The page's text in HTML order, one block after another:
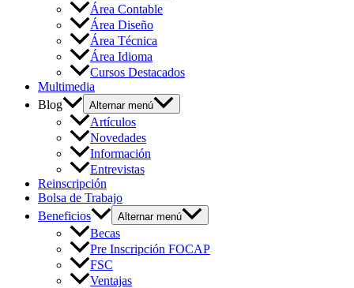
Área Contable
Área Diseño
Área Técnica
Área Idioma
Cursos Destacados
Multimedia
Blog
Alternar menú
Artículos
Novedades
Información
Entrevistas
Reinscripción
Bolsa de Trabajo
Beneficios
Alternar menú
Becas
Pre Inscripción FOCAP
FSC
Ventajas